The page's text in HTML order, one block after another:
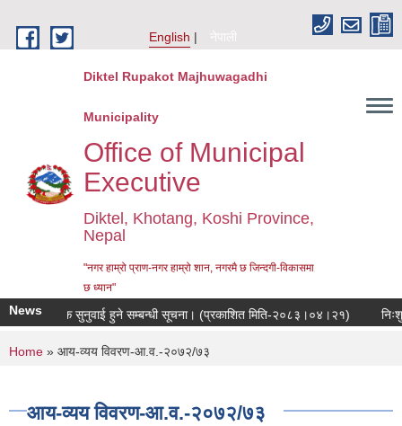
English
नेपाली
Diktel Rupakot Majhuwagadhi
Municipality
Office of Municipal
Executive
Diktel, Khotang, Koshi Province,
Nepal
"नगर हाम्रो प्राण-नगर हाम्रो शान, नगरमै छ जिन्दगी-विकासमा
छ ध्यान"
News
सार्वजनिक सुनुवाई हुने सम्बन्धी सूचना। (प्रकाशित मिति-२०८३।०४।२१)
You are here
Home » आय-व्यय विवरण-आ.व.-२०७२/७३
आय-व्यय विवरण-आ.व.-२०७२/७३